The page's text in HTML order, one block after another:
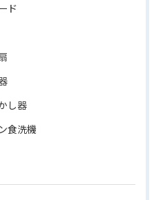
ド
し器
食洗機